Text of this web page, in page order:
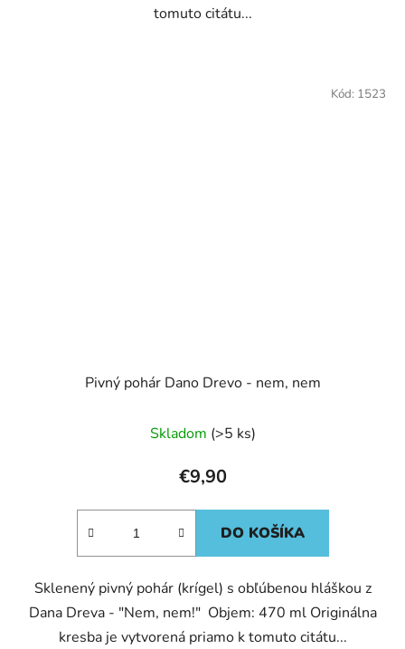
tomuto citátu...
Pivný pohár Dano Drevo - nem, nem
Skladom (>5 ks)
€9,90
DO KOŠÍKA
Sklenený pivný pohár (krígel) s obľúbenou hláškou z
Dana Dreva - "Nem, nem!" Objem: 470 ml Originálna
kresba je vytvorená priamo k tomuto citátu...
Kód: 1523